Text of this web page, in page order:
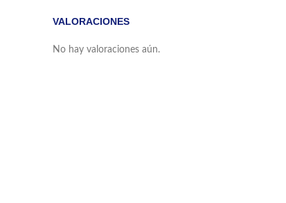
VALORACIONES
No hay valoraciones aún.